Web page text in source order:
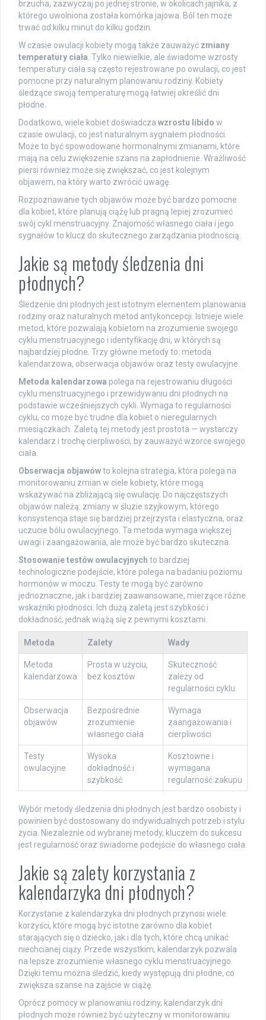
brzucha, zazwyczaj po jednej stronie, w okolicach jajnika, z
którego uwolniona została komórka jajowa. Ból ten może
trwać od kilku minut do kilku godzin.
W czasie owulacji kobiety mogą także zauważyć zmiany
temperatury ciała . Tylko niewielkie, ale świadome wzrosty
temperatury ciała są często rejestrowane po owulacji, co jest
pomocne przy naturalnym planowaniu rodziny. Kobiety
śledzące swoją temperaturę mogą łatwiej określić dni
płodne.
Dodatkowo, wiele kobiet doświadcza wzrostu libido w
czasie owulacji, co jest naturalnym sygnałem płodności.
Może to być spowodowane hormonalnymi zmianami, które
mają na celu zwiększenie szans na zapłodnienie. Wrażliwość
piersi również może się zwiększać, co jest kolejnym
objawem, na który warto zwrócić uwagę.
Rozpoznawanie tych objawów może być bardzo pomocne
dla kobiet, które planują ciążę lub pragną lepiej zrozumieć
swój cykl menstruacyjny. Znajomość własnego ciała i jego
sygnałów to klucz do skutecznego zarządzania płodnością.
Jakie są metody śledzenia dni
płodnych?
Śledzenie dni płodnych jest istotnym elementem planowania
rodziny oraz naturalnych metod antykoncepcji. Istnieje wiele
metod, które pozwalają kobietom na zrozumienie swojego
cyklu menstruacyjnego i identyfikację dni, w których są
najbardziej płodne. Trzy główne metody to: metoda
kalendarzowa, obserwacja objawów oraz testy owulacyjne.
Metoda kalendarzowa polega na rejestrowaniu długości
cyklu menstruacyjnego i przewidywaniu dni płodnych na
podstawie wcześniejszych cykli. Wymaga to regularności
cyklu, co może być trudne dla kobiet o nieregularnych
miesiączkach. Zaletą tej metody jest prostota — wystarczy
kalendarz i trochę cierpliwości, by zauważyć wzorce swojego
ciała.
Obserwacja objawówto kolejna strategia, która polega na
monitorowaniu zmian w ciele kobiety, które mogą
wskazywać na zbliżającą się owulację. Do najczęstszych
objawów należą: zmiany w śluzie szyjkowym, którego
konsystencja staje się bardziej przejrzysta i elastyczna, oraz
uczucie bólu owulacyjnego. Ta metoda wymaga większej
uwagi i zaangażowania, ale może być bardzo skuteczna.
Stosowanie testów owulacyjnych to bardziej
technologiczne podejście, które polega na badaniu poziomu
hormonów w moczu. Testy te mogą być zarówno
jednoznaczne, jak i bardziej zaawansowane, mierzące różne
wskaźniki płodności. Ich dużą zaletą jest szybkość i
dokładność, jednak wiążą się z pewnymi kosztami.
Metoda Zalety Wady
Metoda
kalendarzowa
Prosta w użyciu,
bez kosztów
Skuteczność
zależy od
regularności cyklu
Obserwacja
objawów
Bezpośrednie
zrozumienie
własnego ciała
Wymaga
zaangażowania i
cierpliwości
Testy
owulacyjne
Wysoka
dokładność i
szybkość
Kosztowne i
wymagana
regularność zakupu
Wybór metody śledzenia dni płodnych jest bardzo osobisty i
powinien być dostosowany do indywidualnych potrzeb i stylu
życia. Niezależnie od wybranej metody, kluczem do sukcesu
jest regularność oraz świadome podejście do własnego ciała.
Jakie są zalety korzystania z
kalendarzyka dni płodnych?
Korzystanie z kalendarzyka dni płodnych przynosi wiele
korzyści, które mogą być istotne zarówno dla kobiet
starających się o dziecko, jak i dla tych, które chcą unikać
niechcianej ciąży. Przede wszystkim, kalendarzyk pozwala
na lepsze zrozumienie własnego cyklu menstruacyjnego.
Dzięki temu można śledzić, kiedy występują dni płodne, co
zwiększa szanse na zajście w ciążę.
Oprócz pomocy w planowaniu rodziny, kalendarzyk dni
płodnych może również być użyteczny w monitorowaniu